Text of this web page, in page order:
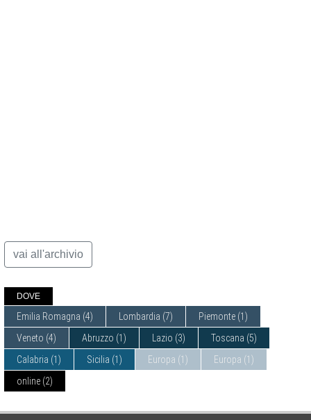
vai all'archivio
DOVE
Emilia Romagna (4) Lombardia (7) Piemonte (1)
Veneto (4) Abruzzo (1) Lazio (3) Toscana (5)
Calabria (1) Sicilia (1) Europa (1) Europa (1)
online (2)